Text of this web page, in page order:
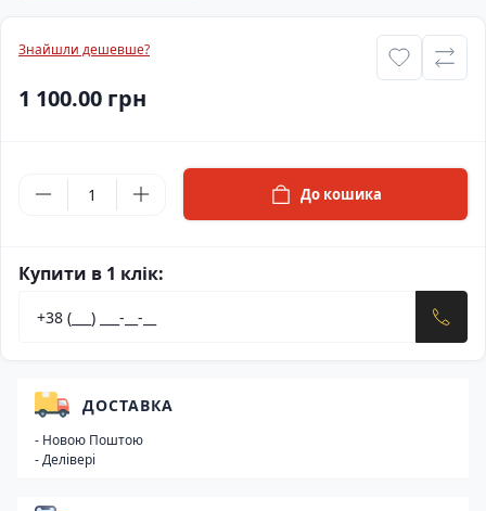
Знайшли дешевше?
1 100.00 грн
До кошика
Купити в 1 клік:
ДОСТАВКА
- Новою Поштою
- Делівері